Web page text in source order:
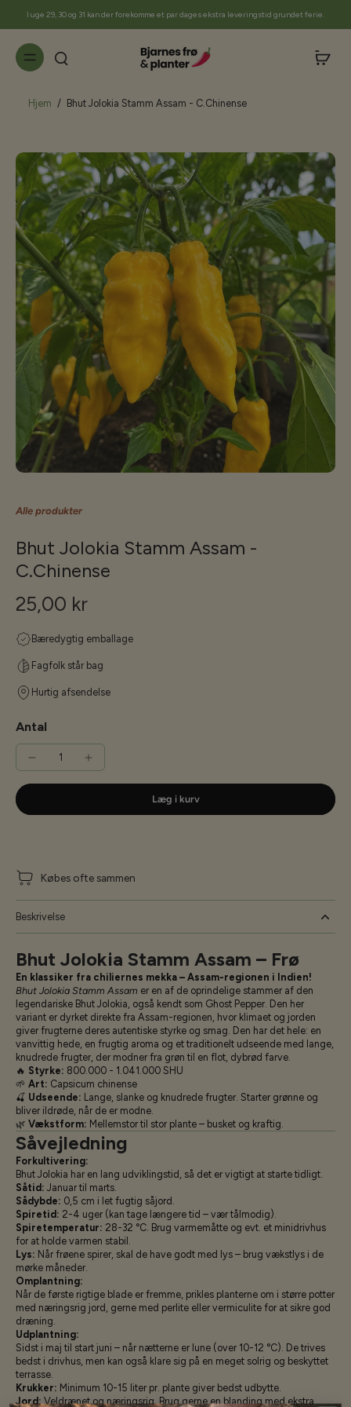
I uge 29, 30 og 31 kan der forekomme et par dages ekstra leveringstid grundet ferie.
Hjem / Bhut Jolokia Stamm Assam - C.Chinense
Alle produkter
Bhut Jolokia Stamm Assam -
C.Chinense
25,00 kr
Bæredygtig emballage
Fagfolk står bag
Hurtig afsendelse
Antal
Læg i kurv
Købes ofte sammen
Beskrivelse
Bhut Jolokia Stamm Assam – Frø
En klassiker fra chiliernes mekka – Assam-regionen i Indien!
Bhut Jolokia Stamm Assam er en af de oprindelige stammer af den
legendariske Bhut Jolokia, også kendt som Ghost Pepper. Den her
variant er dyrket direkte fra Assam-regionen, hvor klimaet og jorden
giver frugterne deres autentiske styrke og smag. Den har det hele: en
vanvittig hede, en frugtig aroma og et traditionelt udseende med lange,
knudrede frugter, der modner fra grøn til en flot, dybrød farve.
🔥 Styrke: 800.000 - 1.041.000 SHU
🌱 Art: Capsicum chinense
🍒 Udseende: Lange, slanke og knudrede frugter. Starter grønne og
bliver ildrøde, når de er modne.
🌿 Vækstform: Mellemstor til stor plante – busket og kraftig.
Såvejledning
Forkultivering:
Bhut Jolokia har en lang udviklingstid, så det er vigtigt at starte tidligt.
Såtid: Januar til marts.
Sådybde: 0,5 cm i let fugtig såjord.
Spiretid: 2-4 uger (kan tage længere tid – vær tålmodig).
Spiretemperatur: 28-32 °C. Brug varmemåtte og evt. et minidrivhus
for at holde varmen stabil.
Lys: Når frøene spirer, skal de have godt med lys – brug vækstlys i de
mørke måneder.
Omplantning:
Når de første rigtige blade er fremme, prikles planterne om i større potter
med næringsrig jord, gerne med perlite eller vermiculite for at sikre god
dræning.
Udplantning:
Sidst i maj til start juni – når nætterne er lune (over 10-12 °C). De trives
bedst i drivhus, men kan også klare sig på en meget solrig og beskyttet
terrasse.
Krukker: Minimum 10-15 liter pr. plante giver bedst udbytte.
Jord:Veldrænet og næringsrig. Brug gerne en blanding med ekstra